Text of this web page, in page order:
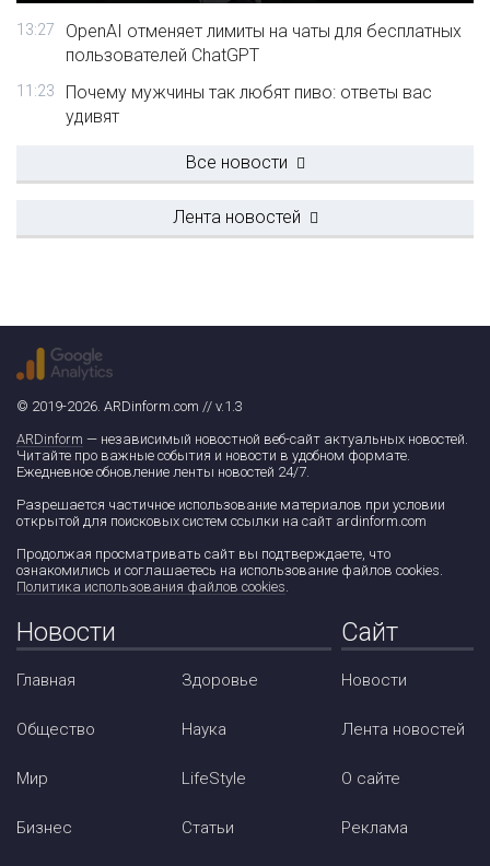
13:27
OpenAI отменяет лимиты на чаты для бесплатных
пользователей ChatGPT
11:23
Почему мужчины так любят пиво: ответы вас
удивят
Все новости
Лента новостей
© 2019-2026. ARDinform.com // v.1.3
ARDinform — независимый новостной веб-сайт актуальных новостей.
Читайте про важные события и новости в удобном формате.
Ежедневное обновление ленты новостей 24/7.
Разрешается частичное использование материалов при условии
открытой для поисковых систем ссылки на сайт ardinform.com
Продолжая просматривать сайт вы подтверждаете, что
ознакомились и соглашаетесь на использование файлов cookies.
Политика использования файлов cookies.
Новости
Главная
Общество
Мир
Бизнес
Здоровье
Наука
LifeStyle
Статьи
Сайт
Новости
Лента новостей
О сайте
Реклама